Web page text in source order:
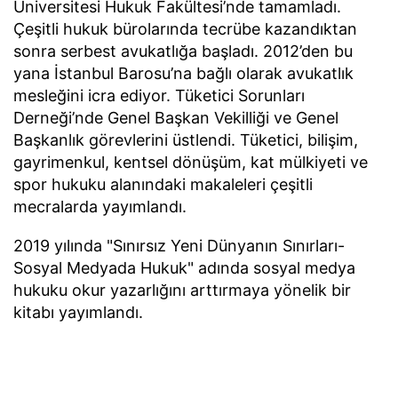
Üniversitesi Hukuk Fakültesi’nde tamamladı.
Çeşitli hukuk bürolarında tecrübe kazandıktan
sonra serbest avukatlığa başladı. 2012’den bu
yana İstanbul Barosu’na bağlı olarak avukatlık
mesleğini icra ediyor. Tüketici Sorunları
Derneği’nde Genel Başkan Vekilliği ve Genel
Başkanlık görevlerini üstlendi. Tüketici, bilişim,
gayrimenkul, kentsel dönüşüm, kat mülkiyeti ve
spor hukuku alanındaki makaleleri çeşitli
mecralarda yayımlandı.
2019 yılında "Sınırsız Yeni Dünyanın Sınırları-
Sosyal Medyada Hukuk" adında sosyal medya
hukuku okur yazarlığını arttırmaya yönelik bir
kitabı yayımlandı.